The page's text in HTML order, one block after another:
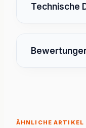
Technische
ÄHNLICHE ARTIKEL